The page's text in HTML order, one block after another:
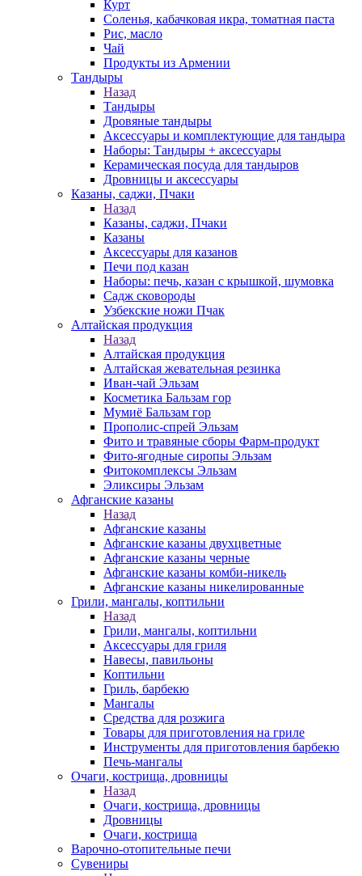
Курт
Соленья, кабачковая икра, томатная паста
Рис, масло
Чай
Продукты из Армении
Тандыры
Назад
Тандыры
Дровяные тандыры
Аксессуары и комплектующие для тандыра
Наборы: Тандыры + аксессуары
Керамическая посуда для тандыров
Дровницы и аксессуары
Казаны, саджи, Пчаки
Назад
Казаны, саджи, Пчаки
Казаны
Аксессуары для казанов
Печи под казан
Наборы: печь, казан с крышкой, шумовка
Садж сковороды
Узбекские ножи Пчак
Алтайская продукция
Назад
Алтайская продукция
Алтайская жевательная резинка
Иван-чай Эльзам
Косметика Бальзам гор
Мумиё Бальзам гор
Прополис-спрей Эльзам
Фито и травяные сборы Фарм-продукт
Фито-ягодные сиропы Эльзам
Фитокомплексы Эльзам
Эликсиры Эльзам
Афганские казаны
Назад
Афганские казаны
Афганские казаны двухцветные
Афганские казаны черные
Афганские казаны комби-никель
Афганские казаны никелированные
Грили, мангалы, коптильни
Назад
Грили, мангалы, коптильни
Аксессуары для гриля
Навесы, павильоны
Коптильни
Гриль, барбекю
Мангалы
Средства для розжига
Товары для приготовления на гриле
Инструменты для приготовления барбекю
Печь-мангалы
Очаги, кострища, дровницы
Назад
Очаги, кострища, дровницы
Дровницы
Очаги, кострища
Варочно-отопительные печи
Сувениры